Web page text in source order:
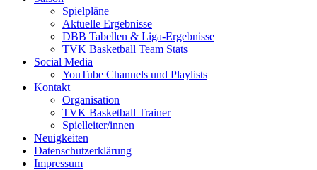
Spielpläne
Aktuelle Ergebnisse
DBB Tabellen & Liga-Ergebnisse
TVK Basketball Team Stats
Social Media
YouTube Channels und Playlists
Kontakt
Organisation
TVK Basketball Trainer
Spielleiter/innen
Neuigkeiten
Datenschutzerklärung
Impressum